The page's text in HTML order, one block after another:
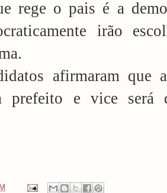
rege o pais é a
irão
afirmaram
prefeito e vice será